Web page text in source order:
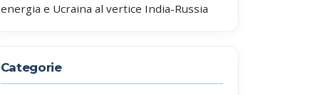
energia e Ucraina al vertice India-Russia
Categorie